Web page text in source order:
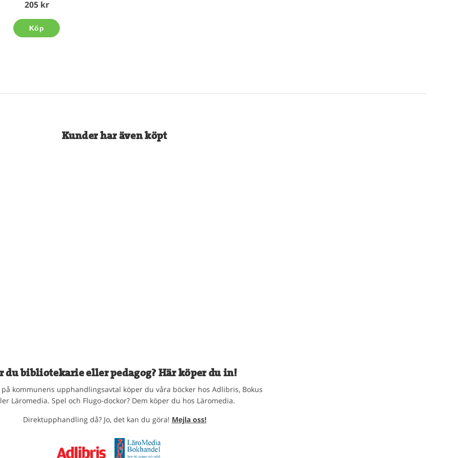
205 kr
Köp
Kunder har även köpt
du bibliotekarie eller pedagog? Här köper du in!
på kommunens upphandlingsavtal köper du våra böcker hos Adlibris, Bokus
Läromedia. Spel och Flugo-dockor? Dem köper du hos Läromedia.
Direktupphandling då? Jo, det kan du göra! Mejla oss!